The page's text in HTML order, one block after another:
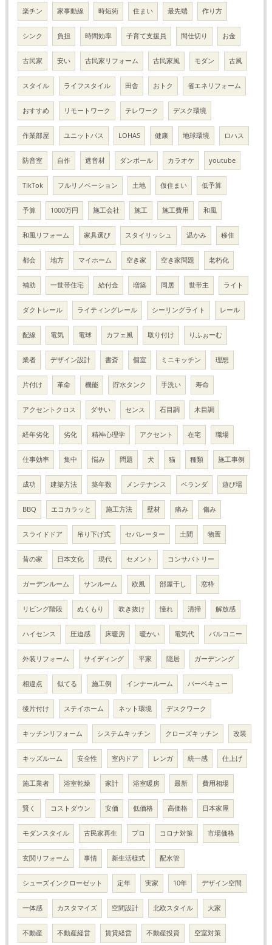
楽チン 家事動線 時短術 住まい 最先端 作り方
シンク 負担 時間効率 子育て支援員 間仕切り お金
古民家 安い 古民家リフォーム 古民家風 モダン 古風
スタイル ライフスタイル 田舎 おトク 省エネリフォーム
おすすめ リモートワーク テレワーク デスク環境
作業部屋 ユニットバス LOHAS 健康 地球環境 ロハス
防音室 自作 遮音材 ダンボール カラオケ youtube
TIkTok フルリノベーション 土地 仮住まい 低予算
予算 1000万円 施工会社 施工 施工費用 和風
和風リフォーム 家具選び スタイリッシュ 温かみ 移住
都会 地方 マイホーム 空き家 空き家問題 老朽化
補助 一世帯住宅 給付金 増築 同居 世帯主 ライト
ダクトレール ライティングレール シーリングライト レール
配線 電気 電球 カフェ風 取り付け りふぉーむ
業者 デザイン設計 書斎 個室 ミニキッチン 理想
片付け 革命 機能 貯水タンク 手洗い 寿命
アクセントクロス ダサい センス 石目調 木目調
経年劣化 劣化 精神心理学 アクセント 在宅 職場
仕事効率 集中 悩み 問題 犬 猫 種類 施工事例
成功 建築方法 築年数 メンテナンス ベランダ 遊び場
BBQ エコカラッと 施工方法 壁材 痛み 傷み
スライドドア 吊り下げ式 セパレーター 土間 物置
昔の家 日本文化 現代 セメント コンサバトリー
ガーデンルーム サンルーム 欧風 部屋干し 窓枠
リビング階段 ぬくもり 吹き抜け 憧れ 清掃 解放感
ハイセンス 圧迫感 床暖房 暖かい 電気代 バルコニー
外装リフォーム サイディング 平家 隠居 ガーデンング
相違点 似てる 施工例 インナールーム バーベキュー
後片付け ステイホーム ネット環境 デスクワーク
キッチンリフォーム システムキッチン クローズキッチン 改装
キッズルーム 安全性 室内ドア レンガ 統一感 仕上げ
施工業者 浴室乾燥 家計 浴室暖房 最新 費用相場
賢く コストダウン 安価 低価格 高価格 日本家屋
モダンスタイル 古民家再生 プロ コロナ対策 市場価格
玄関リフォーム 事情 新生活様式 配水管
シューズインクローゼット 定年 実家 10年 デザイン空間
一体感 カスタマイズ 空間設計 北欧スタイル 大家
不動産 不動産経営 賃貸経営 不動産投資 空室対策